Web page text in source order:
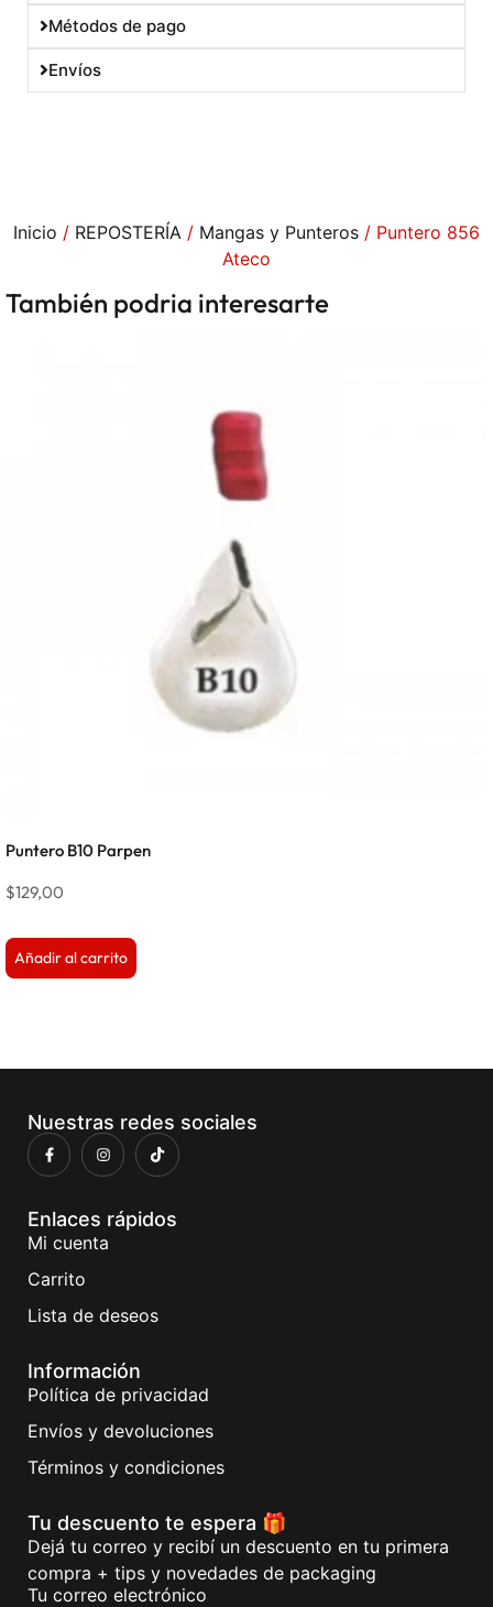
Métodos de pago
Envíos
Inicio / REPOSTERÍA / Mangas y Punteros / Puntero 856
Ateco
También podria interesarte
Puntero B10 Parpen
$129,00
Añadir al carrito
Nuestras redes sociales
Enlaces rápidos
Mi cuenta
Carrito
Lista de deseos
Información
Política de privacidad
Envíos y devoluciones
Términos y condiciones
Tu descuento te espera 🎁
Dejá tu correo y recibí un descuento en tu primera
compra + tips y novedades de packaging
Tu correo electrónico